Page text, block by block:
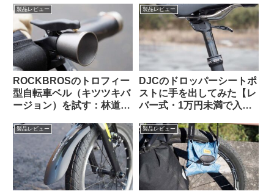
タの実力って、どんな感
じ？
製品レビュー
ROCKBROSのトロフィー
型自転車ベル（キツツキバ
ージョン）を試す：林道サ
リ出会わないために…
製品レビュー
DJCのドロッパーシートポ
ストに手を出してみた【レ
バー式・1万円未満で入門
製品レビュー 製品レビュー